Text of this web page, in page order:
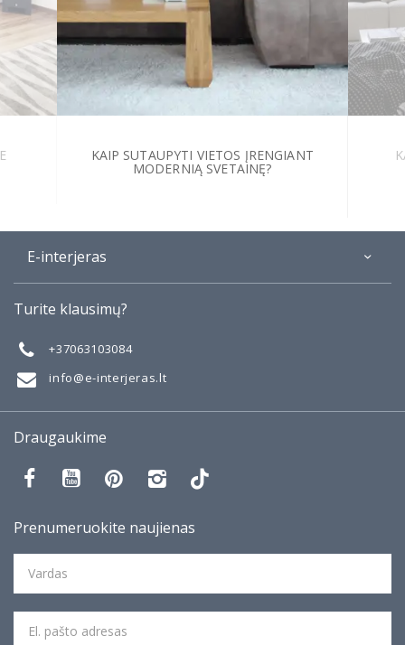
KAIP SUTAUPYTI VIETOS ĮRENGIANT
MODERNIĄ SVETAINĘ?
E-interjeras
Mano darbai
Taisyklės
Turite klausimų?
+37063103084
info@e-interjeras.lt
Draugaukime
Prenumeruokite naujienas